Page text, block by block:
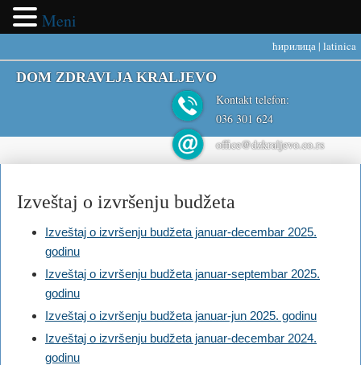
ћирилица | latinica
DOM ZDRAVLJA KRALJEVO
Kontakt telefon:
036 301 624
office@dzkraljevo.co.rs
Izveštaj o izvršenju budžeta
Izveštaj o izvršenju budžeta januar-decembar 2025.
godinu
Izveštaj o izvršenju budžeta januar-septembar 2025.
godinu
Izveštaj o izvršenju budžeta januar-jun 2025. godinu
Izveštaj o izvršenju budžeta januar-decembar 2024.
godinu
Meni